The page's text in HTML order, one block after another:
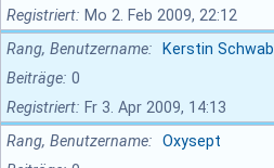
Registriert
Mo 2. Feb 2009, 22:12
Rang, Benutzername
Kerstin Schwab
Beiträge 0
Registriert
Fr 3. Apr 2009, 14:13
Rang, Benutzername
Oxysept